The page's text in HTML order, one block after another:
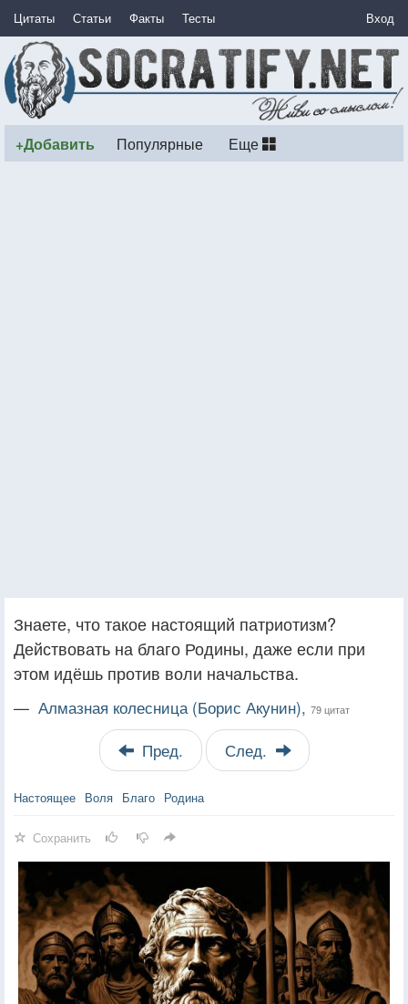
Цитаты Статьи Факты Тесты Вход
+Добавить Популярные Еще
Знаете, что такое настоящий патриотизм?
Действовать на благо Родины, даже если при
этом идёшь против воли начальства.
— Алмазная колесница (Борис Акунин), 79 цитат
Пред. След.
Настоящее Воля Благо Родина
Сохранить